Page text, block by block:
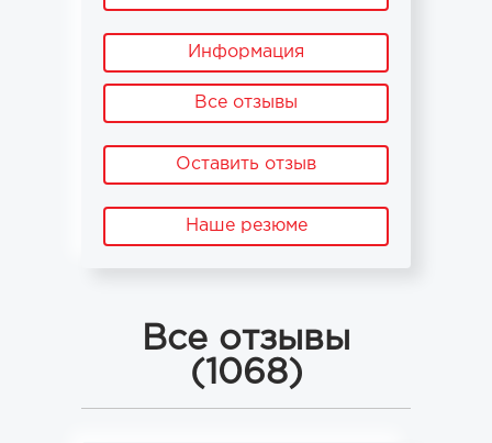
Информация
Все отзывы
Оставить отзыв
Наше резюме
Все отзывы
(1068)